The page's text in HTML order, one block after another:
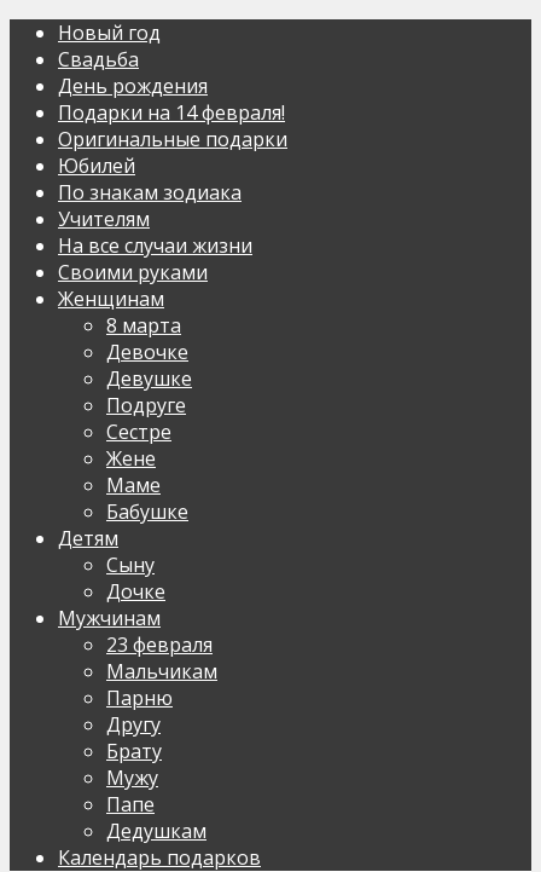
Новый год
Свадьба
День рождения
Подарки на 14 февраля!
Оригинальные подарки
Юбилей
По знакам зодиака
Учителям
На все случаи жизни
Своими руками
Женщинам
8 марта
Девочке
Девушке
Подруге
Сестре
Жене
Маме
Бабушке
Детям
Сыну
Дочке
Мужчинам
23 февраля
Мальчикам
Парню
Другу
Брату
Мужу
Папе
Дедушкам
Календарь подарков